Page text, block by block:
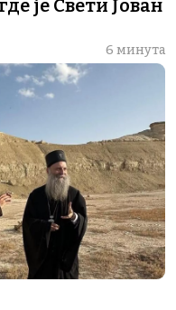
је Свети Јован
6 минута